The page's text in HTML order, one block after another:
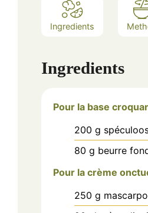
Ingredients
Ingredients
Pour la base
200 g
80 g beurre
Pour la crème
250 g